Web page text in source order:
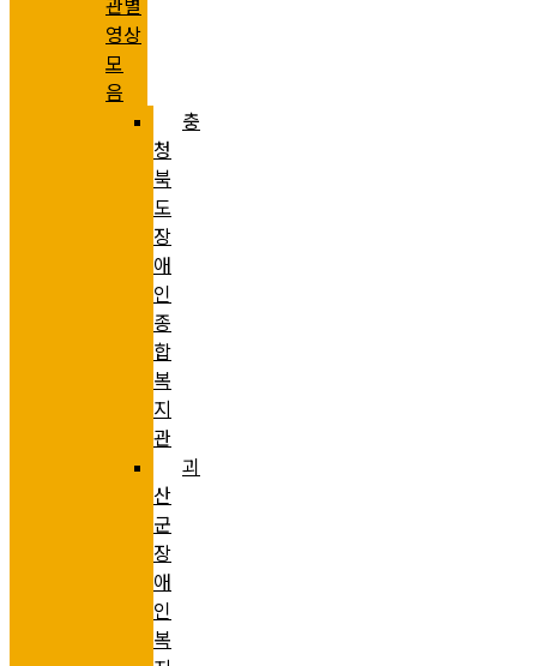
영상
모
음
충
청
북
도
장
애
인
종
합
복
지
관
괴
산
군
장
애
인
복